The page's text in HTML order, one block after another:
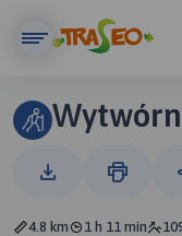
4.8 km 1 h 11 min